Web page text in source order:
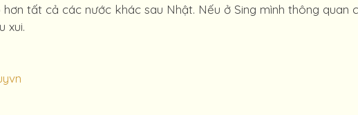
tất cả các nước khác sau Nhật. Nếu ở Sing mình thông quan
xui.